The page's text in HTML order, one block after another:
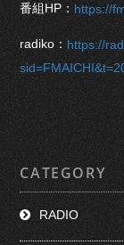
番組HP： https://
radiko： https://
CATEGORY
RADIO